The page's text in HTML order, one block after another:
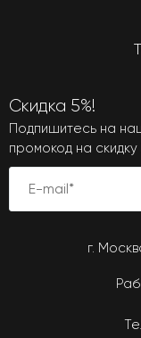
Скидка 5%!
Подпишитесь на
промокод на скидку
г.